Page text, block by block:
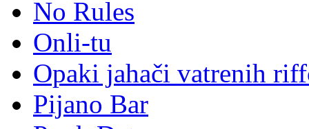
No Rules
Onli-tu
Opaki jahači vatrenih
Pijano Bar